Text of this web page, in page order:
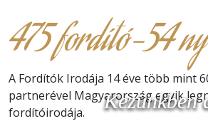
Kezünkben
Kezünkben
Kezünkben
475 fordító-54
A Fordítók Irodája 14 éve több mint
partnerével Magyarország egyik
fordítóirodája.